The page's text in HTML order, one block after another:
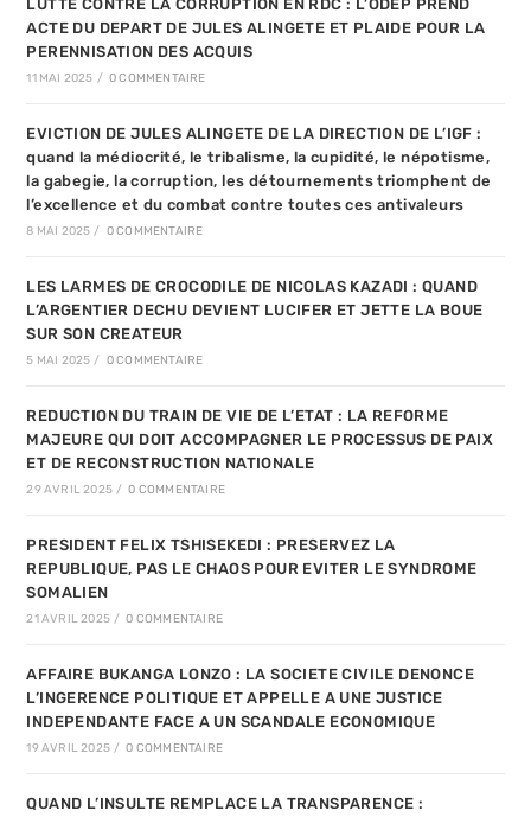
LUTTE CONTRE LA CORRUPTION EN RDC : L’ODEP PREND
ACTE DU DEPART DE JULES ALINGETE ET PLAIDE POUR LA
PERENNISATION DES ACQUIS
11 MAI 2025 / 0 COMMENTAIRE
EVICTION DE JULES ALINGETE DE LA DIRECTION DE L’IGF :
quand la médiocrité, le tribalisme, la cupidité, le népotisme,
la gabegie, la corruption, les détournements triomphent de
l’excellence et du combat contre toutes ces antivaleurs
8 MAI 2025 / 0 COMMENTAIRE
LES LARMES DE CROCODILE DE NICOLAS KAZADI : QUAND
L’ARGENTIER DECHU DEVIENT LUCIFER ET JETTE LA BOUE
SUR SON CREATEUR
5 MAI 2025 / 0 COMMENTAIRE
REDUCTION DU TRAIN DE VIE DE L’ETAT : LA REFORME
MAJEURE QUI DOIT ACCOMPAGNER LE PROCESSUS DE PAIX
ET DE RECONSTRUCTION NATIONALE
29 AVRIL 2025 / 0 COMMENTAIRE
PRESIDENT FELIX TSHISEKEDI : PRESERVEZ LA
REPUBLIQUE, PAS LE CHAOS POUR EVITER LE SYNDROME
SOMALIEN
21 AVRIL 2025 / 0 COMMENTAIRE
AFFAIRE BUKANGA LONZO : LA SOCIETE CIVILE DENONCE
L’INGERENCE POLITIQUE ET APPELLE A UNE JUSTICE
INDEPENDANTE FACE A UN SCANDALE ECONOMIQUE
19 AVRIL 2025 / 0 COMMENTAIRE
QUAND L’INSULTE REMPLACE LA TRANSPARENCE :